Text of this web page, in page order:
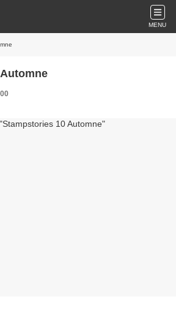
MENU